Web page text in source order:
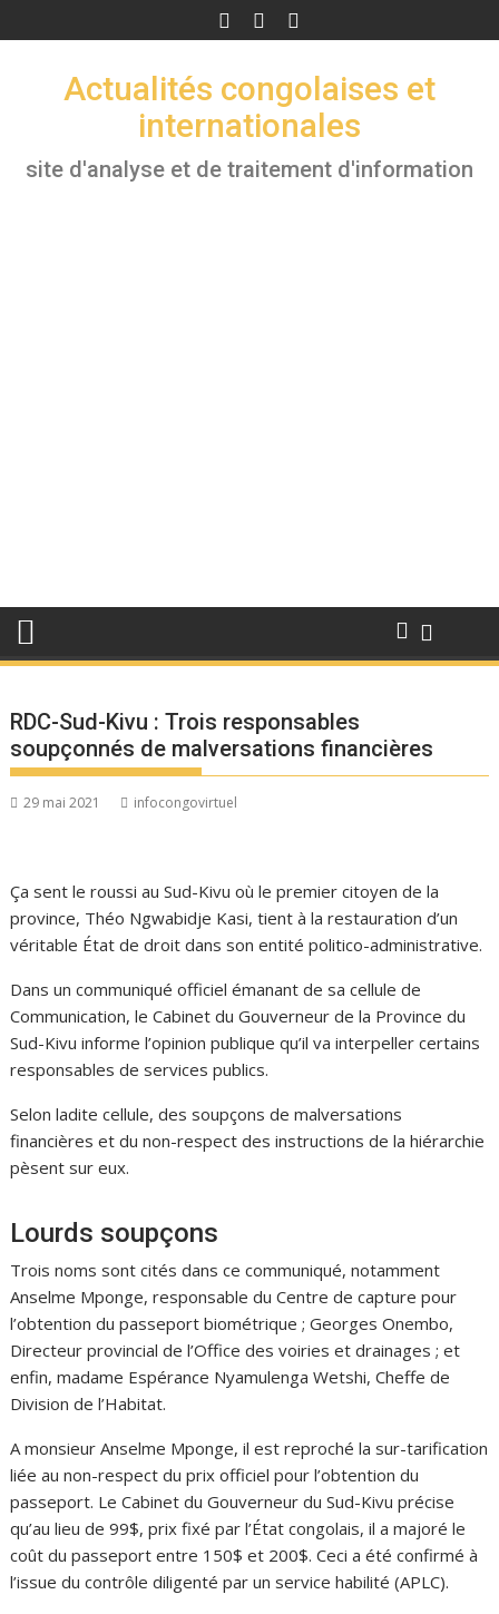
to
Actualités congolaises et
internationales
site d'analyse et de traitement d'information
RDC-Sud-Kivu : Trois responsables
soupçonnés de malversations financières
29 mai 2021 infocongovirtuel
Ça sent le roussi au Sud-Kivu où le premier citoyen de la
province, Théo Ngwabidje Kasi, tient à la restauration d’un
véritable État de droit dans son entité politico-administrative.
Dans un communiqué officiel émanant de sa cellule de
Communication, le Cabinet du Gouverneur de la Province du
Sud-Kivu informe l’opinion publique qu’il va interpeller certains
responsables de services publics.
Selon ladite cellule, des soupçons de malversations
financières et du non-respect des instructions de la hiérarchie
pèsent sur eux.
Lourds soupçons
Trois noms sont cités dans ce communiqué, notamment
Anselme Mponge, responsable du Centre de capture pour
l’obtention du passeport biométrique ; Georges Onembo,
Directeur provincial de l’Office des voiries et drainages ; et
enfin, madame Espérance Nyamulenga Wetshi, Cheffe de
Division de l’Habitat.
A monsieur Anselme Mponge, il est reproché la sur-tarification
liée au non-respect du prix officiel pour l’obtention du
passeport. Le Cabinet du Gouverneur du Sud-Kivu précise
qu’au lieu de 99$, prix fixé par l’État congolais, il a majoré le
coût du passeport entre 150$ et 200$. Ceci a été confirmé à
l’issue du contrôle diligenté par un service habilité (APLC).